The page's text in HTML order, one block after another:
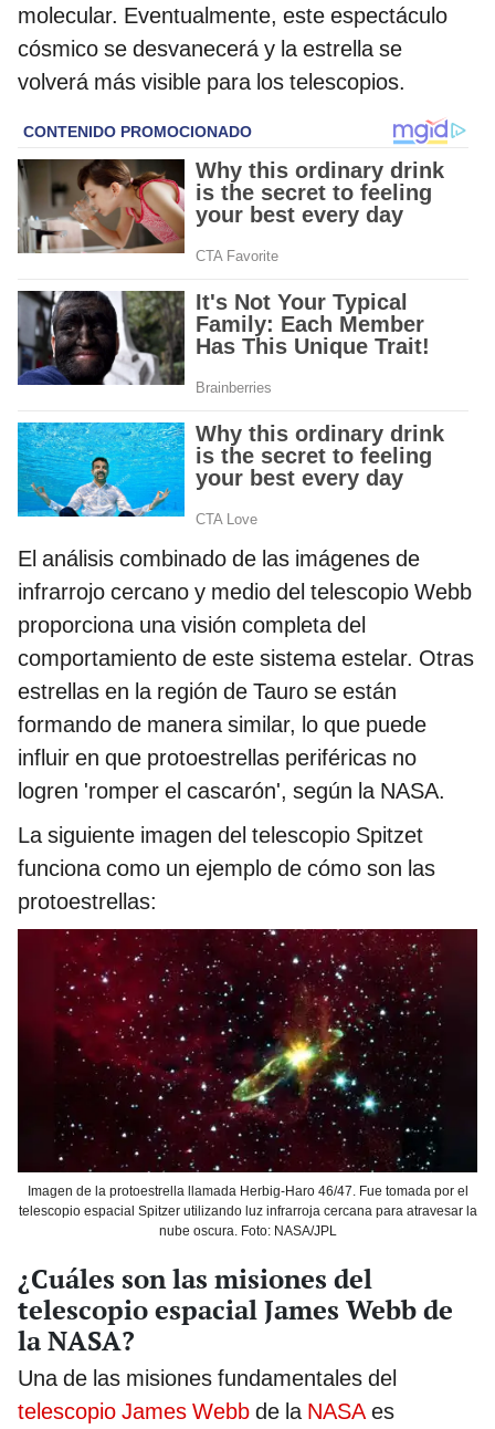
molecular. Eventualmente, este espectáculo
cósmico se desvanecerá y la estrella se
volverá más visible para los telescopios.
El análisis combinado de las imágenes de
infrarrojo cercano y medio del telescopio Webb
proporciona una visión completa del
comportamiento de este sistema estelar. Otras
estrellas en la región de Tauro se están
formando de manera similar, lo que puede
influir en que protoestrellas periféricas no
logren 'romper el cascarón', según la NASA.
La siguiente imagen del telescopio Spitzet
funciona como un ejemplo de cómo son las
protoestrellas:
Imagen de la protoestrella llamada Herbig-Haro 46/47. Fue tomada por el
telescopio espacial Spitzer utilizando luz infrarroja cercana para atravesar la
nube oscura. Foto: NASA/JPL
¿Cuáles son las misiones del
telescopio espacial James Webb de
la NASA?
Una de las misiones fundamentales del
telescopio James Webb de la NASAes